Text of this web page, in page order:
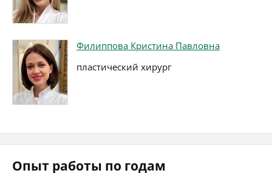
Филиппова Кристина Павловна
пластический хирург
Опыт работы по годам